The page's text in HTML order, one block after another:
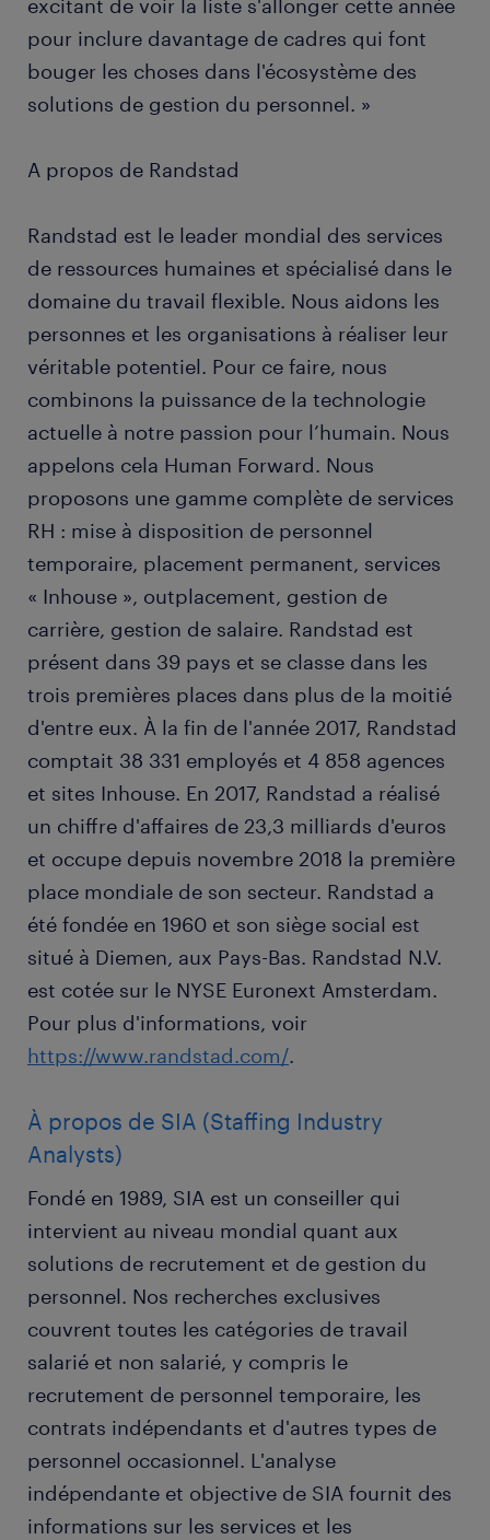
excitant de voir la liste s'allonger cette année
pour inclure davantage de cadres qui font
bouger les choses dans l'écosystème des
solutions de gestion du personnel. »
A propos de Randstad
Randstad est le leader mondial des services
de ressources humaines et spécialisé dans le
domaine du travail flexible. Nous aidons les
personnes et les organisations à réaliser leur
véritable potentiel. Pour ce faire, nous
combinons la puissance de la technologie
actuelle à notre passion pour l’humain. Nous
appelons cela Human Forward. Nous
proposons une gamme complète de services
RH : mise à disposition de personnel
temporaire, placement permanent, services
« Inhouse », outplacement, gestion de
carrière, gestion de salaire. Randstad est
présent dans 39 pays et se classe dans les
trois premières places dans plus de la moitié
d'entre eux. À la fin de l'année 2017, Randstad
comptait 38 331 employés et 4 858 agences
et sites Inhouse. En 2017, Randstad a réalisé
un chiffre d'affaires de 23,3 milliards d'euros
et occupe depuis novembre 2018 la première
place mondiale de son secteur. Randstad a
été fondée en 1960 et son siège social est
situé à Diemen, aux Pays-Bas. Randstad N.V.
est cotée sur le NYSE Euronext Amsterdam.
Pour plus d'informations, voir
https://www.randstad.com/.
À propos de SIA (Staffing Industry
Analysts)
Fondé en 1989, SIA est un conseiller qui
intervient au niveau mondial quant aux
solutions de recrutement et de gestion du
personnel. Nos recherches exclusives
couvrent toutes les catégories de travail
salarié et non salarié, y compris le
recrutement de personnel temporaire, les
contrats indépendants et d'autres types de
personnel occasionnel. L'analyse
indépendante et objective de SIA fournit des
informations sur les services et les